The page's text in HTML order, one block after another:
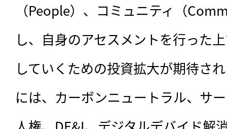
（People）、コミュニティ（
し、自身のアセスメントを行った
していくための投資拡大が期待さ
には、カーボンニュートラル、サ